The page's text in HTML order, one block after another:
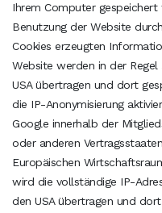
Ihrem Computer gespeichert
Benutzung der Website
Cookies erzeugten
Website werden in der Regel
USA übertragen und dort
die IP-Anonymisierung
Google innerhalb der
oder anderen
Europäischen
wird die vollständige IP-
den USA übertragen und